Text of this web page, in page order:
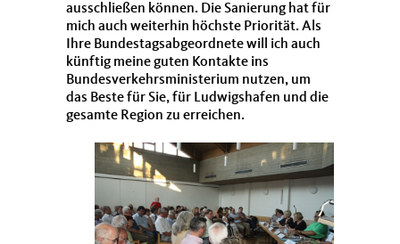
ausschließen können. Die Sanierung hat für
mich auch weiterhin höchste Priorität. Als
Ihre Bundestagsabgeordnete will ich auch
künftig meine guten Kontakte ins
Bundesverkehrsministerium nutzen, um
das Beste für Sie, für Ludwigshafen und die
gesamte Region zu erreichen.